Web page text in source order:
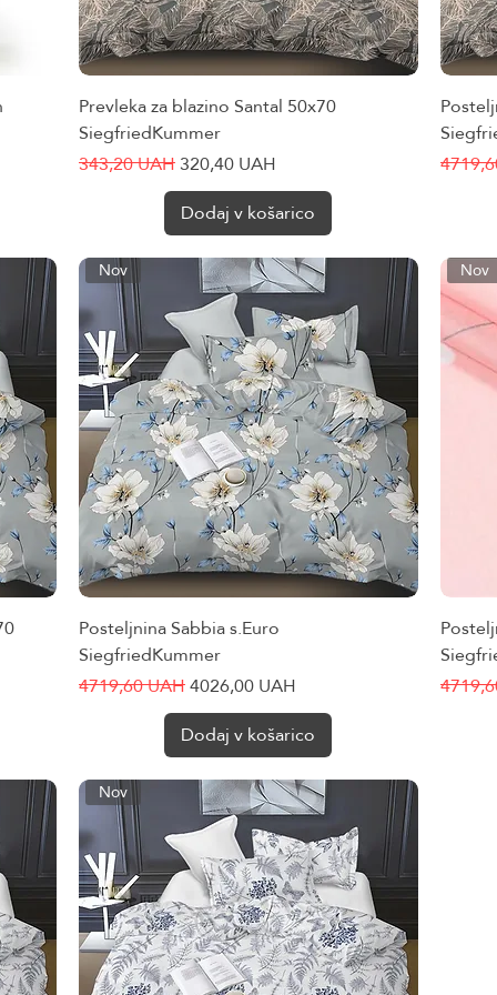
Hiter ogled
Prevleka za blazino Santal 50x70
SiegfriedKummer
Redna cena
343,20 UAHCena na razprodaji
320,40 UAH
Dodaj v košarico
Hiter ogled
Nov
Posteljnina Sabbia s.Euro
SiegfriedKummer
Redna cena
4719,60 UAHCena na razprodaji
4026,00 UAH
Dodaj v košarico
Nov
Nov